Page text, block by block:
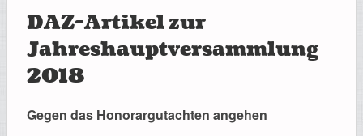
DAZ-Artikel zur
Jahreshauptversammlung
2018
Gegen das Honorargutachten angehen